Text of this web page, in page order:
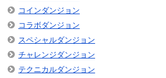
コインダンジョン
コラボダンジョン
スペシャルダンジョン
チャレンジダンジョン
テクニカルダンジョン